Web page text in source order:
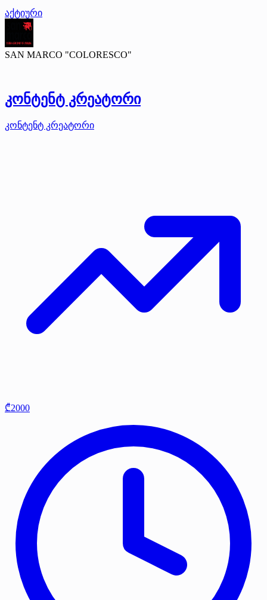
აქტიური
SAN MARCO "COLORESCO"
კონტენტ კრეატორი
კონტენტ კრეატორი
₾2000